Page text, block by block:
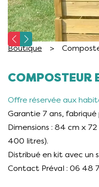
Boutique >
COMPOSTEUR
Offre réservée aux
Garantie 7 ans, fabriqué
Dimensions : 84 cm x
400 litres).
Distribué en kit avec un
Contact Préval : 06 48